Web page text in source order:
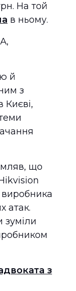
На той
в ньому.
й
з
Києві,
що
атак.
зуміли
з